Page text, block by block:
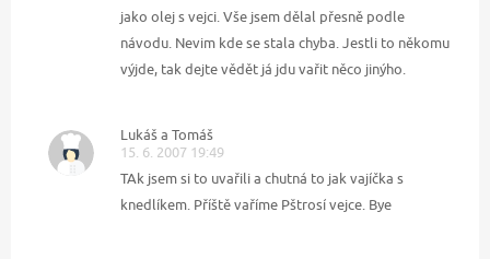
jako olej s vejci. Vše jsem dělal přesně podle
návodu. Nevim kde se stala chyba. Jestli to někomu
výjde, tak dejte vědět já jdu vařit něco jinýho.
Lukáš a Tomáš
15. 6. 2007 19:49
TAk jsem si to uvařili a chutná to jak vajíčka s
knedlíkem. Příště vaříme Pštrosí vejce. Bye